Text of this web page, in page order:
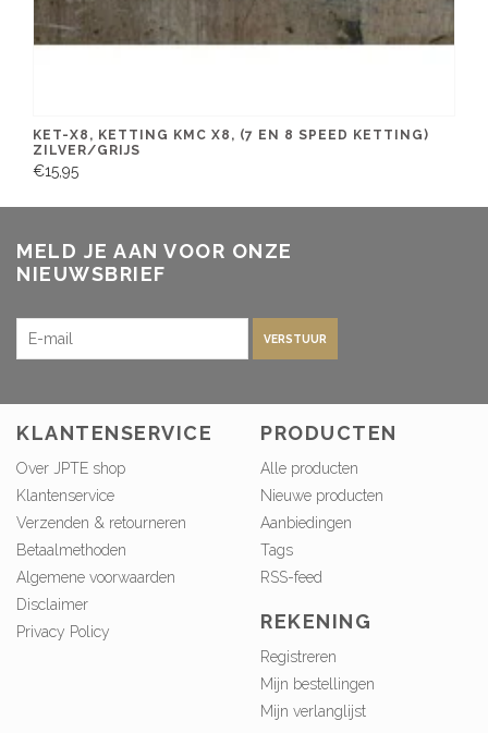
KET-X8, KETTING KMC X8, (7 EN 8 SPEED KETTING)
ZILVER/GRIJS
€15,95
MELD JE AAN VOOR ONZE
NIEUWSBRIEF
VERSTUUR
KLANTENSERVICE
Over JPTE shop
Klantenservice
Verzenden & retourneren
Betaalmethoden
Algemene voorwaarden
Disclaimer
Privacy Policy
PRODUCTEN
Alle producten
Nieuwe producten
Aanbiedingen
Tags
RSS-feed
REKENING
Registreren
Mijn bestellingen
Mijn verlanglijst